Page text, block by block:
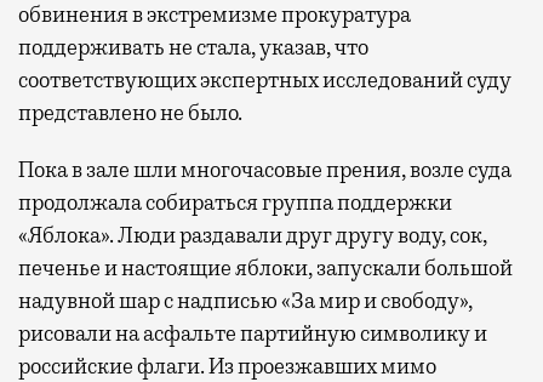
обвинения в экстремизме прокуратура
поддерживать не стала, указав, что
соответствующих экспертных исследований суду
представлено не было.
Пока в зале шли многочасовые прения, возле суда
продолжала собираться группа поддержки
«Яблока». Люди раздавали друг другу воду, сок,
печенье и настоящие яблоки, запускали большой
надувной шар с надписью «За мир и свободу»,
рисовали на асфальте партийную символику и
российские флаги. Из проезжавших мимо